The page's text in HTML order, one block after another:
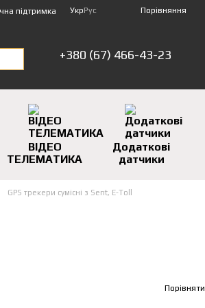
підтримка УкрРус Порівняння
+380 (67) 466-43-23
ВІДЕО
ТЕЛЕМАТИКА
Додаткові
датчики
GPS трекери сумісні з Sent, E-Toll
Порівняти